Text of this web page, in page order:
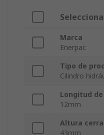
Marca
Enerpac
Tipo de
Cilindro
Longitud
12mm
Altura
43mm